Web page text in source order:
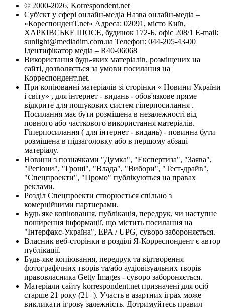
© 2000-2026, Korrespondent.net
Суб'єкт у сфері онлайн-медіа Назва онлайн-медіа –
«КореспонденТ.net» Адреса: 02091, місто Київ,
ХАРКІВСЬКЕ ШОСЕ, будинок 172-Б, офіс 208/1 E-mail:
sunlight@mediadim.com.ua Телефон: 044-205-43-00
Ідентифікатор медіа – R40-06068
Використання будь-яких матеріалів, розміщених на
сайті, дозволяється за умови посилання на
Корреспондент.net.
При копіюванні матеріалів зі сторінки « Новини України
і світу» , для інтернет - видань - обов'язкове пряме
відкрите для пошукових систем гіперпосилання .
Посилання має бути розміщена в незалежності від
повного або часткового використання матеріалів.
Гіперпосилання ( для інтернет - видань) - повинна бути
розміщена в підзаголовку або в першому абзаці
матеріалу.
Новини з позначками "Думка", "Експертиза", "Заява",
"Регіони", "Гроші", "Влада", "Вибори", "Тест-драйв",
"Спецпроекти", "Промо" публікуються на правах
реклами.
Розділ Спецпроекти створюється спільно з
комерційними партнерами.
Будь яке копіювання, публікація, передрук, чи наступне
поширення інформації, що містить посилання на
"Інтерфакс-Україна", EPA / UPG, суворо забороняється.
Власник веб-сторінки в розділі Я-Корреспондент є автор
публікації.
Будь-яке копіювання, передрук та відтворення
фотографічних творів та/або аудіовізуальних творів
правовласника Getty Images - суворо забороняється.
Матеріали сайту korrespondent.net призначені для осіб
старше 21 року (21+). Участь в азартних іграх може
викликати ігрову залежність. Дотримуйтесь правил